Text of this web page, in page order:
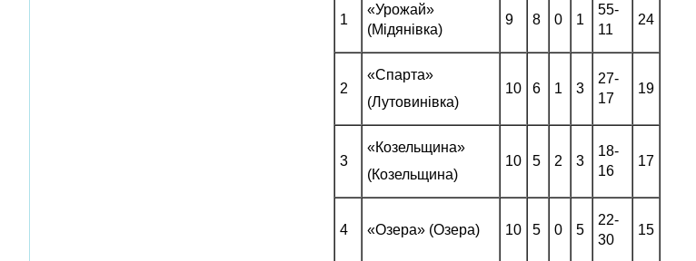
1
«Урожай»
(Мідянівка)
9 8 0 1
55­
11
24
2
«Спарта»
(Лутовинівка)
10 6 1 3
27­
17
19
3
«Козельщина»
(Козельщина)
10 5 2 3
18­
16
17
4 «Озера» (Озера) 10 5 0 5
22­
30
15